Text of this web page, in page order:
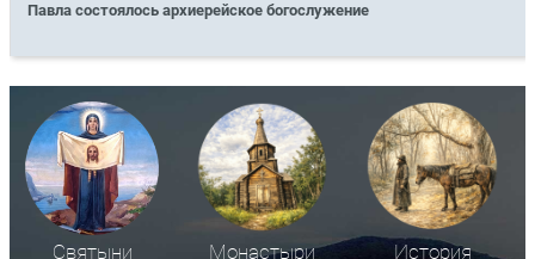
Павла состоялось архиерейское богослужение
Святыни Монастыри История